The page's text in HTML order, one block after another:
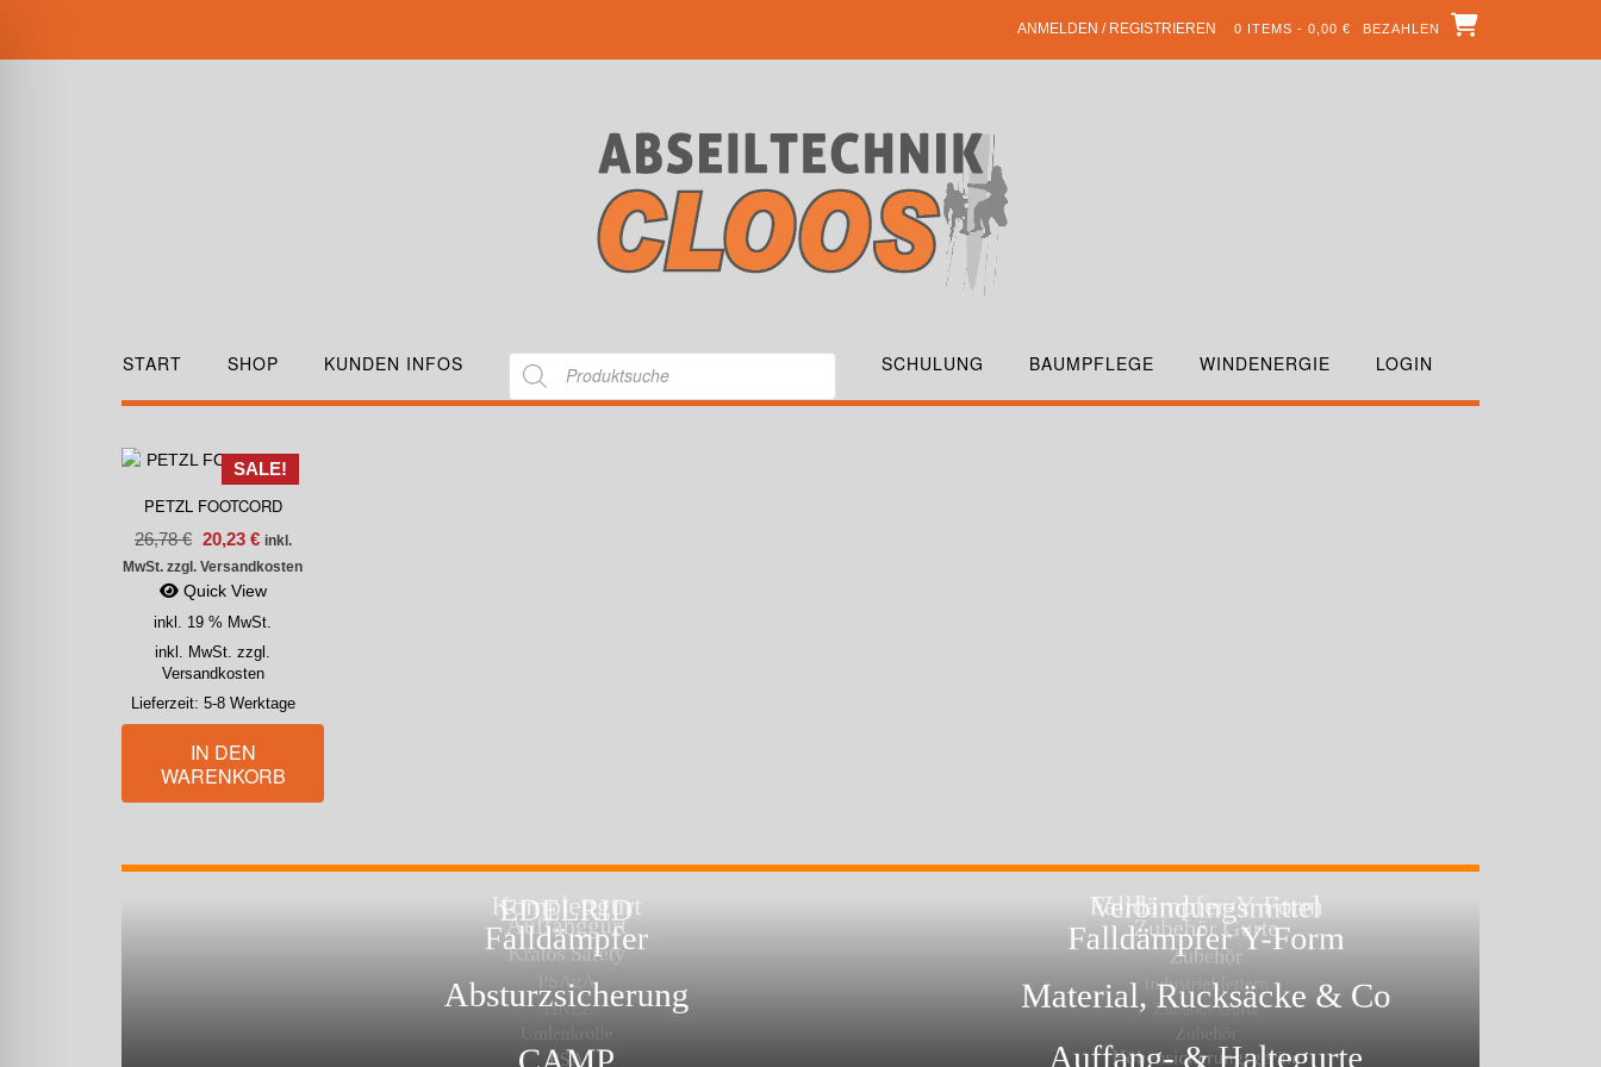
ANMELDEN / REGISTRIEREN 0 ITEMS - 0,00 € BEZAHLEN
START SHOP KUNDEN INFOS SCHULUNG BAUMPFLEGE WINDENERGIE LOGIN
SALE!
PETZL FOOTCORD
26,78€ 20,23 € inkl.
MwSt. zzgl. Versandkosten
Quick View
inkl. 19 % MwSt.
inkl. MwSt. zzgl.
Versandkosten
Lieferzeit: 5-8 Werktage
IN DEN
WARENKORB